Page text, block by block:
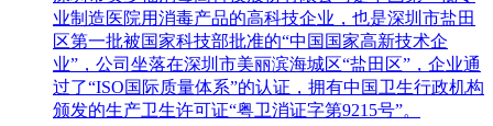
业制造医院用消毒产品的高科技企业，也是深圳市盐田
区第一批被国家科技部批准的“中国国家高新技术企
业”，公司坐落在深圳市美丽滨海城区“盐田区”，企业通
过了“ISO国际质量体系”的认证，拥有中国卫生行政机构
颁发的生产卫生许可证“粤卫消证字第9215号”。